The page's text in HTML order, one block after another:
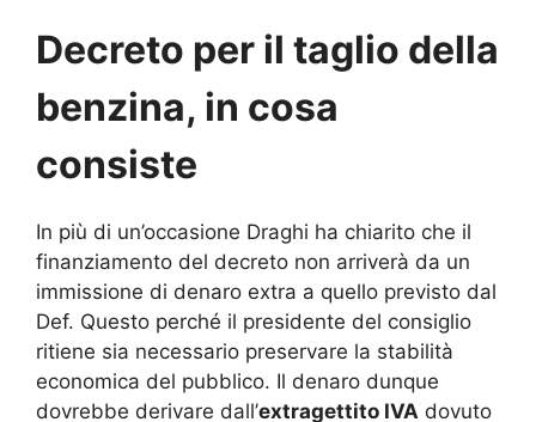
Decreto per il taglio della
benzina, in cosa
consiste
In più di un’occasione Draghi ha chiarito che il
finanziamento del decreto non arriverà da un
immissione di denaro extra a quello previsto dal
Def. Questo perché il presidente del consiglio
ritiene sia necessario preservare la stabilità
economica del pubblico. Il denaro dunque
dovrebbe derivare dall’extragettito IVA dovuto